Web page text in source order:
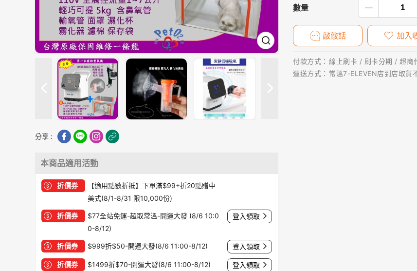
分享 :
本商品適用活動
折價券
【適用點數折抵】下單滿$99+折20點贈中
美式(8/1-8/31 限10,000份)
折價券
$77全站免運-超取常溫-開運大發 (8/6 10:0
0-8/12)
登入領取
折價券 $999折$50-開運大發(8/6 11:00-8/12) 登入領取
折價券 $1499折$70-開運大發(8/6 11:00-8/12) 登入領取
數量
敲敲話 加入
付款方式： 線上刷卡 / 刷卡分期 / 超商
運送方式： 常溫7-ELEVEN店到店取貨